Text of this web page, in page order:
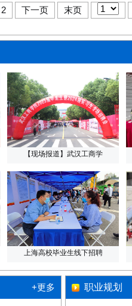
2 下一页 末页
【现场报道】武汉工商学
上海高校毕业生线下招聘
+更多 职业规划